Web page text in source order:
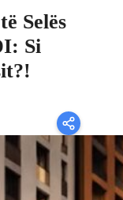
Selës
Si